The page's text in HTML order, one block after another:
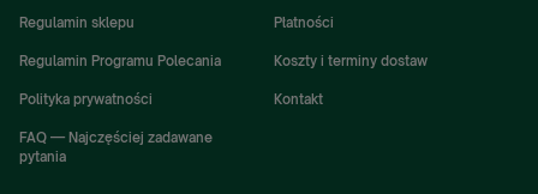
Regulamin sklepu
Regulamin Programu Polecania
Polityka prywatności
FAQ — Najczęściej zadawane
pytania
Płatności
Koszty i terminy dostaw
Kontakt